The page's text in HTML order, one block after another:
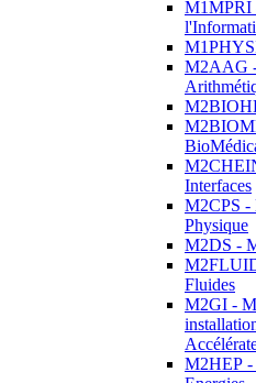
M1MPRI
M2AAG
Interfaces
M2CPS -
Physique
M2DS -
Fluides
M2GI -
M2HEP -